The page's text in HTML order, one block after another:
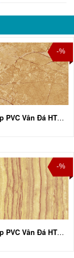
-%
Tấm Ốp PVC Vân Đá HT-A002
-%
Tấm Ốp PVC Vân Đá HT-A006